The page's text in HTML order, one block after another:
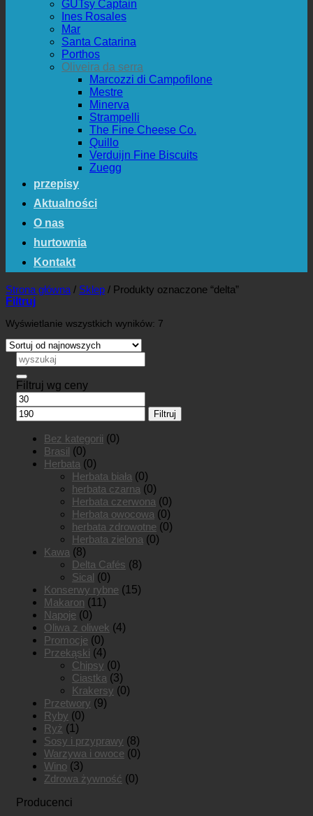
GUTsy Captain
Ines Rosales
Mar
Santa Catarina
Porthos
Oliveira da serra
Marcozzi di Campofilone
Mestre
Minerva
Strampelli
The Fine Cheese Co.
Quillo
Verduijn Fine Biscuits
Zuegg
przepisy
Aktualności
O nas
hurtownia
Kontakt
Strona główna / Sklep / Produkty oznaczone “delta”
Filtruj
Wyświetlanie wszystkich wyników: 7
Szukaj:
Filtruj wg ceny
Cena
min
maxFiltruj
Bez kategorii (0)
Brasil (0)
Herbata (0)
Herbata biała (0)
herbata czarna (0)
Herbata czerwona (0)
Herbata owocowa (0)
herbata zdrowotne (0)
Herbata zielona (0)
Kawa (8)
Delta Cafés (8)
Sical (0)
Konserwy rybne (15)
Makaron (11)
Napoje (0)
Oliwa z oliwek (4)
Promocje (0)
Przekąski (4)
Chipsy (0)
Ciastka (3)
Krakersy (0)
Przetwory (9)
Ryby (0)
Ryż (1)
Sosy i przyprawy (8)
Warzywa i owoce (0)
Wino (3)
Zdrowa żywność (0)
Producenci